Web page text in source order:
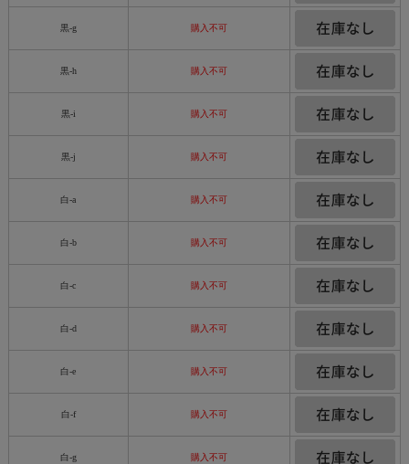
黒-g 購入不可
黒-h 購入不可
黒-i 購入不可
黒-j 購入不可
白-a 購入不可
白-b 購入不可
白-c 購入不可
白-d 購入不可
白-e 購入不可
白-f 購入不可
白-g 購入不可